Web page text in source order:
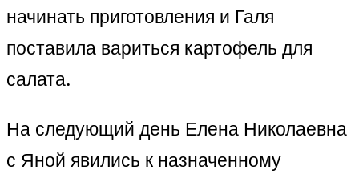
начинать приготовления и Галя
поставила вариться картофель для
салата.
На следующий день Елена Николаевна
с Яной явились к назначенному